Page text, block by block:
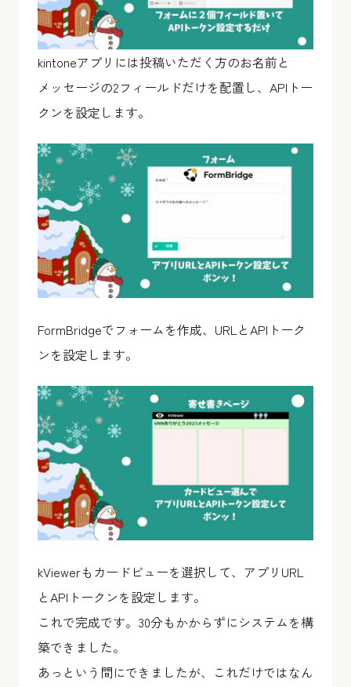
kintoneアプリには投稿いただく方のお名前と
メッセージの2フィールドだけを配置し、APIトー
クンを設定します。
FormBridgeでフォームを作成、URLとAPIトーク
ンを設定します。
kViewerもカードビューを選択して、アプリURL
とAPIトークンを設定します。
これで完成です。30分もかからずにシステムを構
築できました。
あっという間にできましたが、これだけではなん